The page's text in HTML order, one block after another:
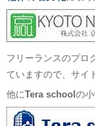
フリーランスのプロ
ていますので、サイ
他にTera school の